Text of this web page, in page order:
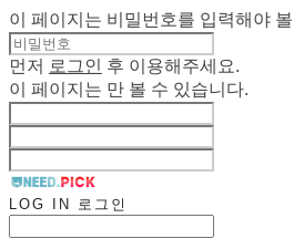
이 페이지는 비밀번호를 입력해야
먼저 로그인
후 이용해주세요.
이 페이지는 만 볼 수 있습니다.
LOG IN 로그인